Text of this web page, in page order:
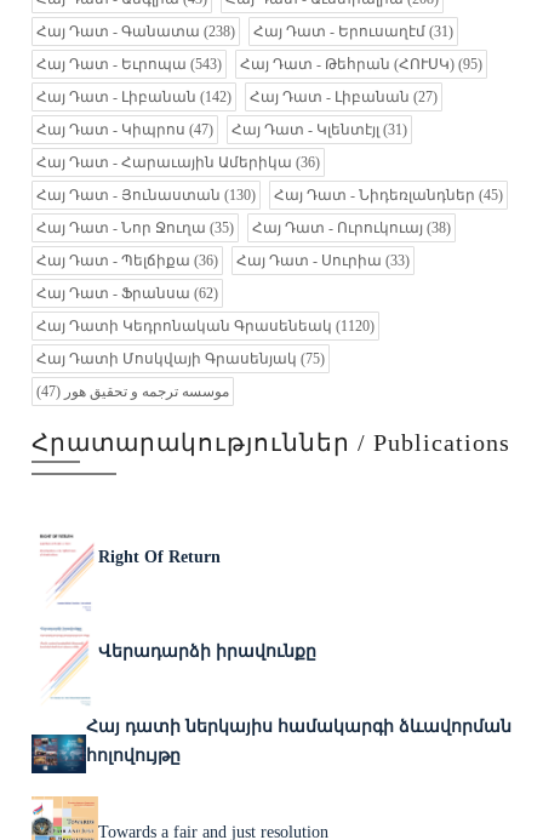
Հայ Դատ - Գանատա (238) Հայ Դատ - Երուսաղէմ (31)
Հայ Դատ - Եւրոպա (543) Հայ Դատ - Թեհրան (ՀՈՒՍԿ) (95)
Հայ Դատ - Լիբանան (142) Հայ Դատ - Լիբանան (27)
Հայ Դատ - Կիպրոս (47) Հայ Դատ - Կլենտէյլ (31)
Հայ Դատ - Հարաւային Ամերիկա (36)
Հայ Դատ - Յունաստան (130) Հայ Դատ - Նիդեռլանդներ (45)
Հայ Դատ - Նոր Ջուղա (35) Հայ Դատ - Ուրուկուայ (38)
Հայ Դատ - Պելճիքա (36) Հայ Դատ - Սուրիա (33)
Հայ Դատ - Ֆրանսա (62)
Հայ Դատի Կեդրոնական Գրասենեակ (1120)
Հայ Դատի Մոսկվայի Գրասենյակ (75)
موسسه ترجمه و تحقیق هور (47)
Հրատարակություններ / Publications
Right Of Return
Վերադարձի իրավունքը
Հայ դատի ներկայիս համակարգի ձևավորման
հոլովույթը
Towards a fair and just resolution